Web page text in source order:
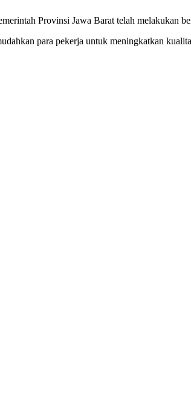
Provinsi Jawa Barat telah melakukan
para pekerja untuk meningkatkan